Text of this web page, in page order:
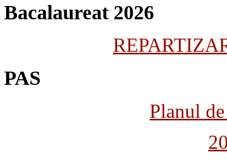
Bacalaureat 2026
PAS
Planul